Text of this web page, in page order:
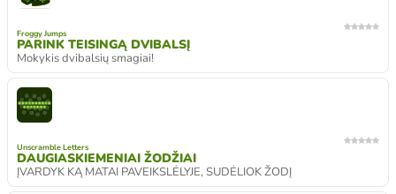
Froggy Jumps
PARINK TEISINGĄ DVIBALSĮ
Mokykis dvibalsių smagiai!
Unscramble Letters
DAUGIASKIEMENIAI ŽODŽIAI
ĮVARDYK KĄ MATAI PAVEIKSLĖLYJE, SUDĖLIOK ŽODĮ